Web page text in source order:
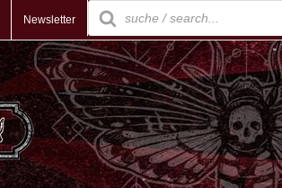
Newsletter
Products
search